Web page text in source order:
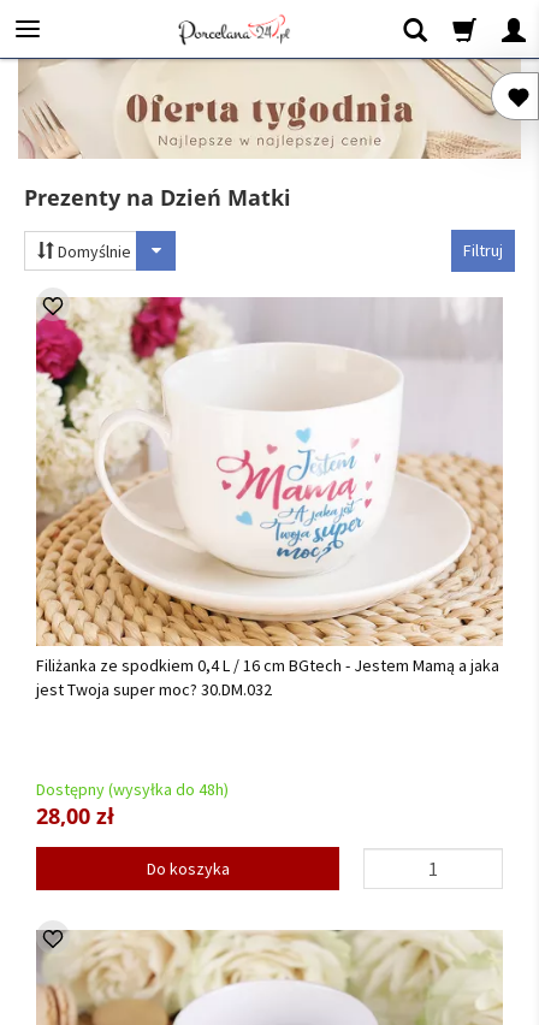
Prezenty na Dzień Matki
Filtruj
Domyślnie
Filiżanka ze spodkiem 0,4 L / 16 cm BGtech - Jestem Mamą a jaka
jest Twoja super moc? 30.DM.032
Dostępny (wysyłka do 48h)
28,00 zł
Do koszyka